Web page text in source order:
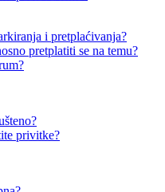
i pretplaćivanja?
pretplatiti se na temu?
privitke?